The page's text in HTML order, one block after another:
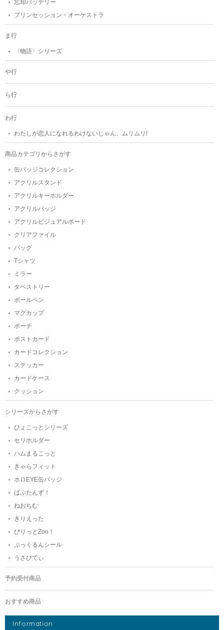
忘却バッテリー
プリンセッション・オーケストラ
ま行
〈物語〉シリーズ
や行
ら行
わ行
わたしが恋人になれるわけないじゃん、ムリムリ!
商品カテゴリからさがす
缶バッジコレクション
アクリルスタンド
アクリルキーホルダー
アクリルバッジ
アクリルビジュアルボード
クリアファイル
バッグ
Tシャツ
ミラー
タペストリー
ボールペン
マグカップ
ポーチ
ポストカード
カードコレクション
ステッカー
カードケース
クッション
シリーズからさがす
ひょこっとシリーズ
セリホルダー
ハムまるこっと
きゃらフィット
ホロEYE缶バッジ
ばぶたんず！
ねおちむ
きりえった
びりっとZoo！
ぷっくるんシール
うさびてぃ
予約受付商品
おすすめ商品
Information